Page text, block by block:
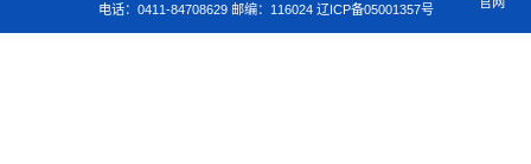
电话：0411-84708629 邮编：116024 辽ICP备05001357号